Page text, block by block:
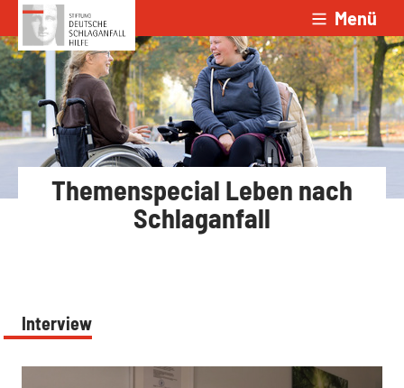
Zum Inhalt springen Menü
Themenspecial Leben nach
Schlaganfall
Interview